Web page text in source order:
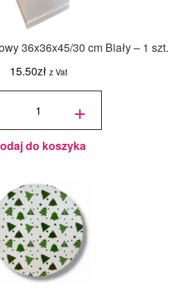
36x36x45/30 cm Biały – 1 szt.
15.50zł z Vat
Karton
30
- 1 +
do koszyka